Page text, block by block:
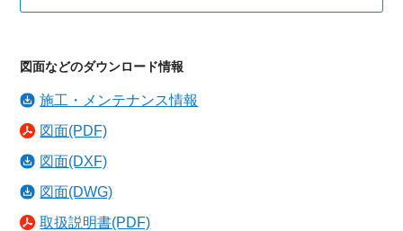
図面などのダウンロード情報
施工・メンテナンス情報
図面(PDF)
図面(DXF)
図面(DWG)
取扱説明書(PDF)